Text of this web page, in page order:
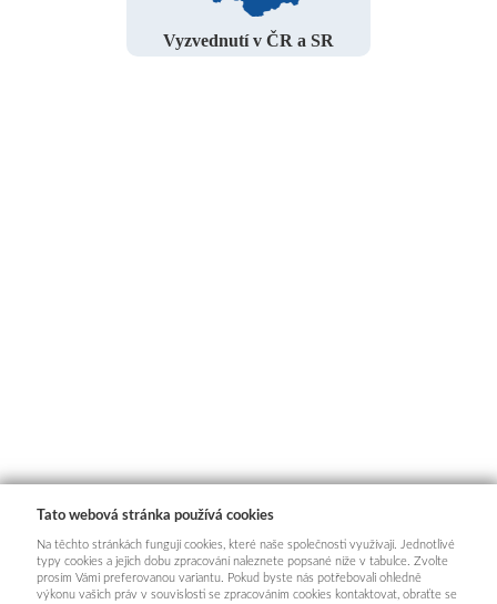
Vyzvednutí v ČR a SR
Tato webová stránka používá cookies
Na těchto stránkách fungují cookies, které naše společnosti využívají. Jednotlivé
typy cookies a jejich dobu zpracování naleznete popsané níže v tabulce. Zvolte
prosím Vámi preferovanou variantu. Pokud byste nás potřebovali ohledně
výkonu vašich práv v souvislosti se zpracováním cookies kontaktovat, obraťte se